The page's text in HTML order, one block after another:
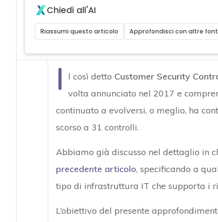
Chiedi all'AI
Riassumi questo articolo Approfondisci con altre
I l così detto Customer Security
volta annunciato nel 2017 e
continuato a evolversi, o meglio, ha
scorso a 31 controlli.
Abbiamo già discusso nel dettaglio in
precedente articolo, specificando a
tipo di infrastruttura IT che supporta i
L’obiettivo del presente